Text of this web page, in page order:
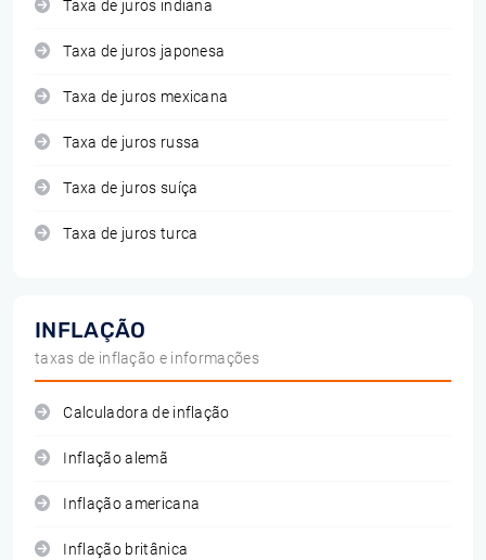
Taxa de juros indiana
Taxa de juros japonesa
Taxa de juros mexicana
Taxa de juros russa
Taxa de juros suíça
Taxa de juros turca
INFLAÇÃO
taxas de inflação e informações
Calculadora de inflação
Inflação alemã
Inflação americana
Inflação britânica